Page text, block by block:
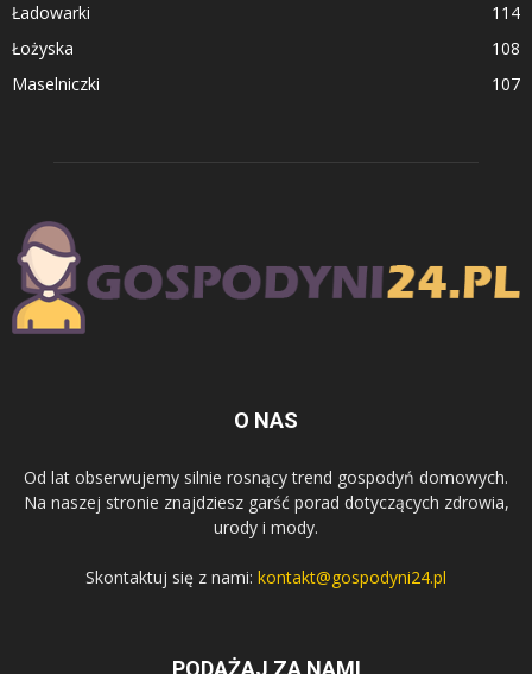
Ładowarki
114
Łożyska
108
Maselniczki
107
O NAS
Od lat obserwujemy silnie rosnący trend gospodyń domowych.
Na naszej stronie znajdziesz garść porad dotyczących zdrowia,
urody i mody.
Skontaktuj się z nami: kontakt@gospodyni24.pl
PODĄŻAJ ZA NAMI